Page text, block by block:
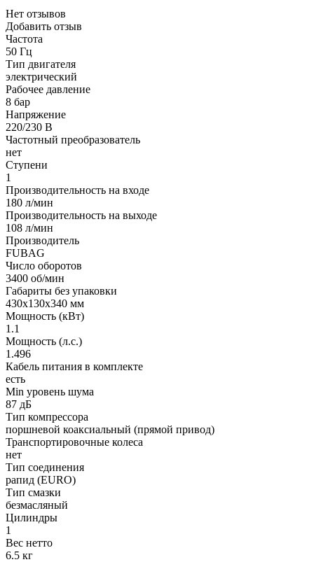
Нет отзывов
Добавить отзыв
Частота
50 Гц
Тип двигателя
электрический
Рабочее давление
8 бар
Напряжение
220/230 В
Частотный преобразователь
нет
Ступени
1
Производительность на входе
180 л/мин
Производительность на выходе
108 л/мин
Производитель
FUBAG
Число оборотов
3400 об/мин
Габариты без упаковки
430х130х340 мм
Мощность (кВт)
1.1
Мощность (л.с.)
1.496
Кабель питания в комплекте
есть
Min уровень шума
87 дБ
Тип компрессора
поршневой коаксиальный (прямой привод)
Транспортировочные колеса
нет
Тип соединения
рапид (EURO)
Тип смазки
безмасляный
Цилиндры
1
Вес нетто
6.5 кг